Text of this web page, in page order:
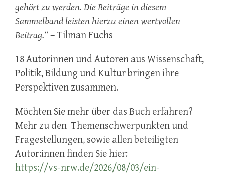
gehört zu werden. Die Beiträge in diesem
Sammelband leisten hierzu einen wertvollen
Beitrag.“– Tilman Fuchs
18 Autorinnen und Autoren aus Wissenschaft,
Politik, Bildung und Kultur bringen ihre
Perspektiven zusammen.
Möchten Sie mehr über das Buch erfahren?
Mehr zu den Themenschwerpunkten und
Fragestellungen, sowie allen beteiligten
Autor:innen finden Sie hier:
https://vs-nrw.de/2026/08/03/ein-